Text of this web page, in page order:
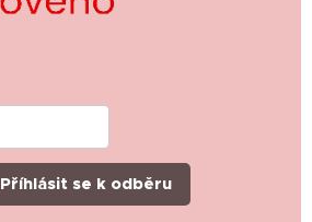
Příhlásit se k odběru